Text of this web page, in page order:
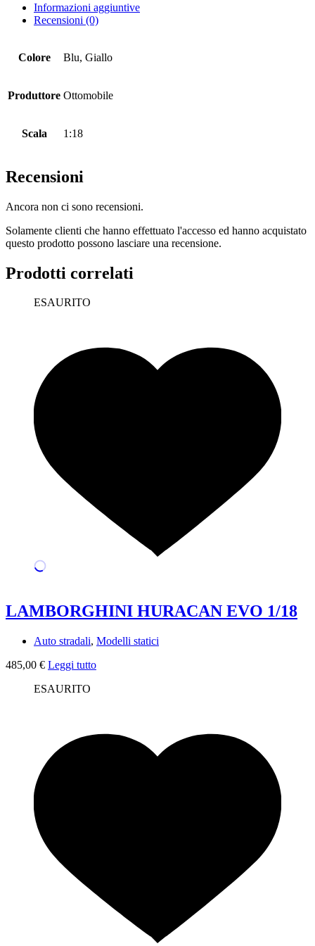
Informazioni aggiuntive
Recensioni (0)
Colore Blu, Giallo
Produttore Ottomobile
Scala 1:18
Recensioni
Ancora non ci sono recensioni.
Solamente clienti che hanno effettuato l'accesso ed hanno acquistato
questo prodotto possono lasciare una recensione.
Prodotti correlati
ESAURITO
LAMBORGHINI HURACAN EVO 1/18
Auto stradali, Modelli statici
485,00 € Leggi tutto
ESAURITO